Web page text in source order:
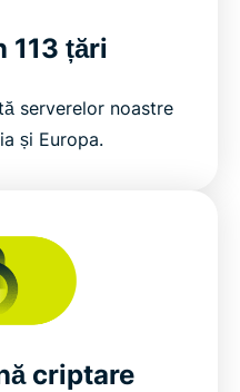
113 țări
serverelor noastre
și Europa.
criptare